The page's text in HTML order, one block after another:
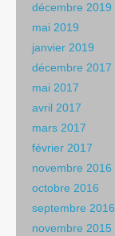
décembre 2019
mai 2019
janvier 2019
décembre 2017
mai 2017
avril 2017
mars 2017
février 2017
novembre 2016
octobre 2016
septembre 2016
novembre 2015